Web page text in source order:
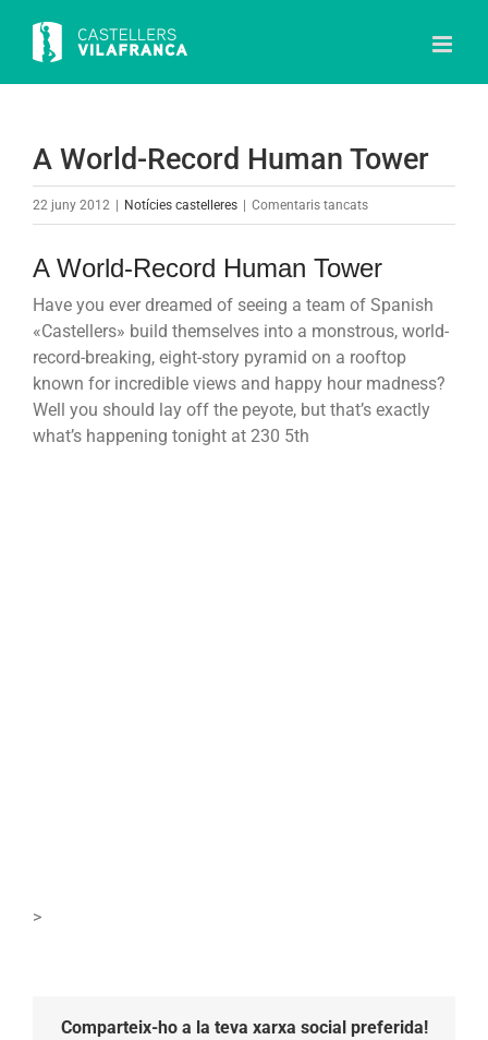
content
A World-Record Human Tower
22 juny 2012 Notícies castelleres Comentaris tancatsa
Human
Tower
A World-Record Human Tower
Have you ever dreamed of seeing a team of Spanish
«Castellers» build themselves into a monstrous, world-
record-breaking, eight-story pyramid on a rooftop
known for incredible views and happy hour madness?
Well you should lay off the peyote, but that’s exactly
what’s happening tonight at 230 5th
>
Comparteix-ho a la teva xarxa social preferida!